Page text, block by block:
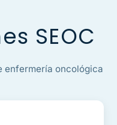
SEOC
enfermería oncológica